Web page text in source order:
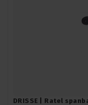
DRISSE | Ratel